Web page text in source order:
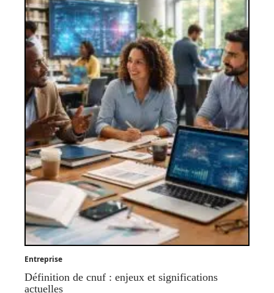
Entreprise
Définition de cnuf : enjeux et significations
actuelles